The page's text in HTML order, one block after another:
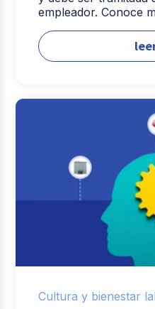
empleador. Conoce
Cultura y bienestar